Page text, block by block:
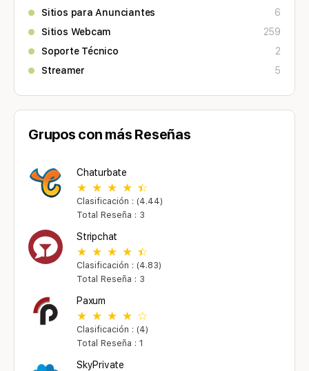
Sitios para Anunciantes
6
Sitios Webcam
259
Soporte Técnico
2
Streamer
5
Grupos con más Reseñas
Chaturbate
Clasificación : (4.44)
Total Reseña : 3
Stripchat
Clasificación : (4.83)
Total Reseña : 3
Paxum
Clasificación : (4)
Total Reseña : 1
SkyPrivate